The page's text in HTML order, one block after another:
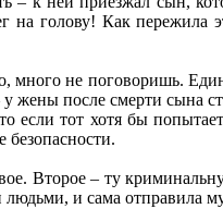
на голову! Как пережила
не поговоришь.
жены после смерти сына
тот хотя бы
Второе – ту
людьми, и сама отправила